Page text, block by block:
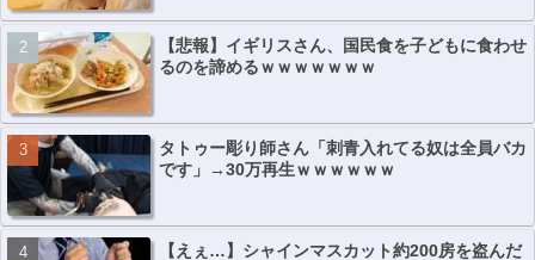
【悲報】イギリスさん、国民食を子どもに食わせ
るのを諦めるｗｗｗｗｗｗｗ
タトゥー彫り師さん「刺青入れてる奴は全員バカ
です」→30万再生ｗｗｗｗｗｗ
【えぇ…】シャインマスカット約200房を盗んだ